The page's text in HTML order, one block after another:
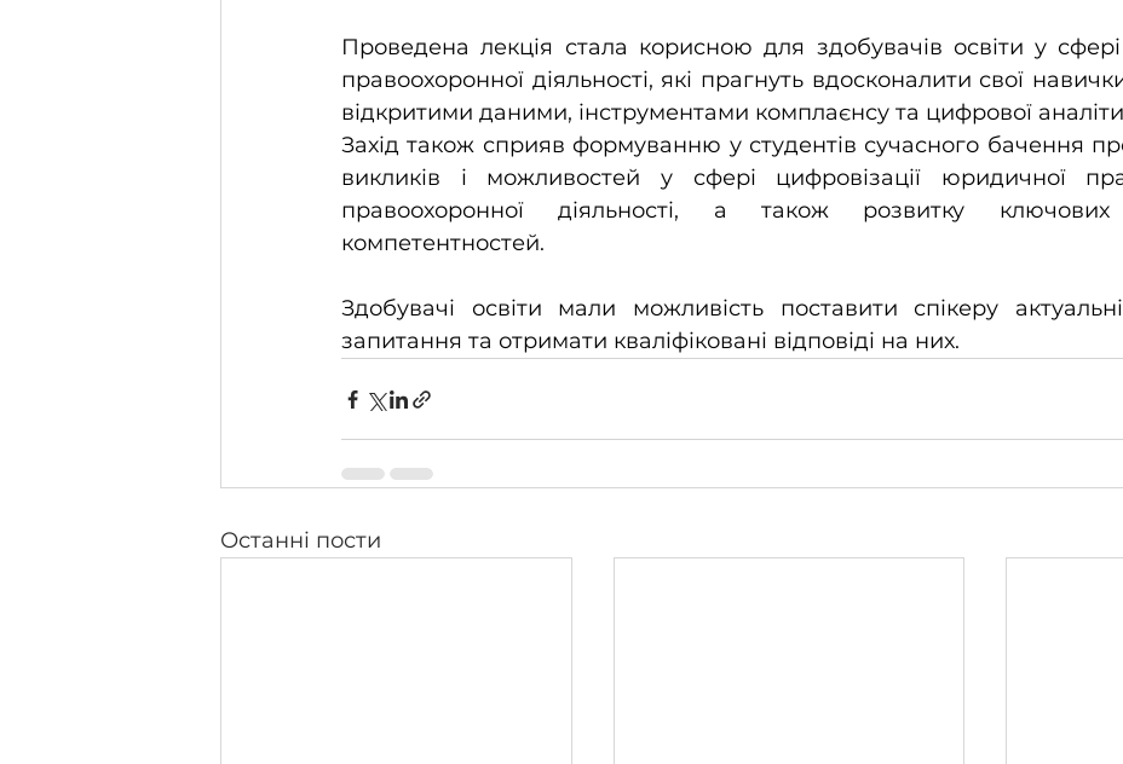
Проведена лекція стала корисною для здобувачів освіти у
правоохоронної діяльності, які прагнуть вдосконалити свої
відкритими даними, інструментами комплаєнсу та цифрової
Захід також сприяв формуванню у студентів сучасного бачення
викликів і можливостей у сфері цифровізації юридичної
правоохоронної діяльності, а також розвитку
компетентностей.
Здобувачі освіти мали можливість поставити спікеру
запитання та отримати кваліфіковані відповіді на них.
Останні пости